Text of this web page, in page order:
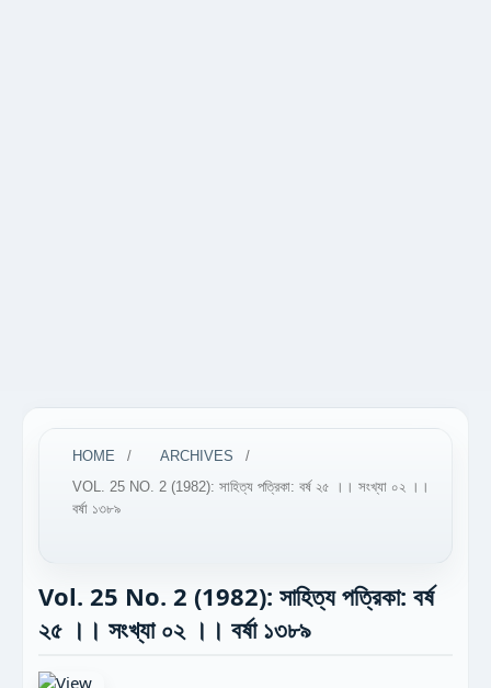
HOME / ARCHIVES
/
VOL. 25 NO. 2 (1982): সাহিত্য পত্রিকা: বর্ষ ২৫ ।। সংখ্যা ০২ ।।
বর্ষা ১৩৮৯
Vol. 25 No. 2 (1982): সাহিত্য পত্রিকা: বর্ষ
২৫ ।। সংখ্যা ০২ ।। বর্ষা ১৩৮৯